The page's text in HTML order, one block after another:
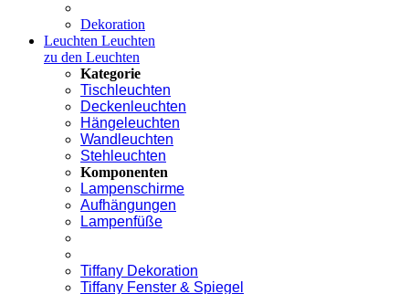
Dekoration
Leuchten Leuchten
zu den Leuchten
Kategorie
Tischleuchten
Deckenleuchten
Hängeleuchten
Wandleuchten
Stehleuchten
Komponenten
Lampenschirme
Aufhängungen
Lampenfüße
Tiffany Dekoration
Tiffany Fenster & Spiegel